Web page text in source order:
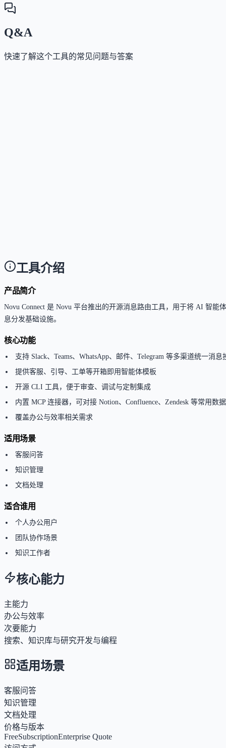
Q&A
快速了解这个工具的常见问题与答案
工具介绍
产品简介
Novu Connect 是 Novu 平台推出的开源消息路由工具，用于将 AI 智能
息分发基础设施。
核心功能
支持 Slack、Teams、WhatsApp、邮件、Telegram 等多渠道统一消息
提供客服、引导、工单等开箱即用智能体模板
开源 CLI 工具，便于审查、调试与定制集成
内置 MCP 连接器，可对接 Notion、Confluence、Zendesk 等常用数
覆盖办公与效率相关需求
适用场景
客服问答
知识管理
文档处理
适合谁用
个人办公用户
团队协作场景
知识工作者
核心能力
主能力
办公与效率
次要能力
搜索、知识库与研究开发与编程
适用场景
客服问答
知识管理
文档处理
价格与版本
FreeSubscriptionEnterprise Quote